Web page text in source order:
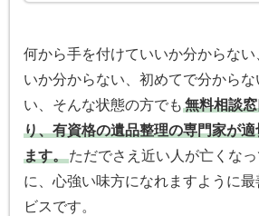
何から手を付けていいか分からな
いか分からない、初めてで分から
い、そんな状態の方でも 無料相談
り、有資格の遺品整理の専門家が
ます。ただでさえ近い人が亡くな
に、心強い味方になれますように
ビスです。